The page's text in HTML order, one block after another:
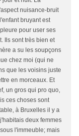
nuisance-bruit
bruyant est
pour user ses
Ils sont très bien et
a su les soupçons
chez moi (qui ne
que les voisins juste
en morceaux. Et
un gros qui pro quo,
ces choses sont
à Bruxelles il y a
deux femmes
l'immeuble; mais